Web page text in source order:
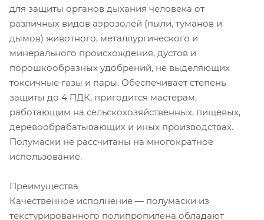
для защиты органов дыхания человека от
различных видов аэрозолей (пыли, туманов и
дымов) животного, металлургического и
минерального происхождения, дустов и
порошкообразных удобрений, не выделяющих
токсичные газы и пары. Обеспечивает степень
защиты до 4 ПДК, пригодится мастерам,
работающим на сельскохозяйственных, пищевых,
деревообрабатывающих и иных производствах.
Полумаски не рассчитаны на многократное
использование.
Преимущества
Качественное исполнение — полумаски из
текстурированного полипропилена обладают